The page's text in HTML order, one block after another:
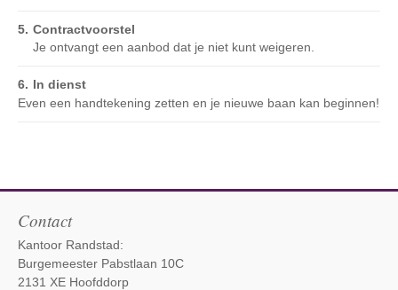
Contractvoorstel
Je ontvangt een aanbod dat je niet kunt weigeren.
In dienst
Even een handtekening zetten en je nieuwe baan kan beginnen!
Contact
Kantoor Randstad:
Burgemeester Pabstlaan 10C
2131 XE Hoofddorp